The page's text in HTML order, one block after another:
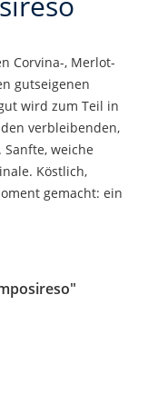
Corvina-, Merlot-
gutseigenen
wird zum Teil in
verbleibenden,
weiche
Köstlich,
gemacht: ein